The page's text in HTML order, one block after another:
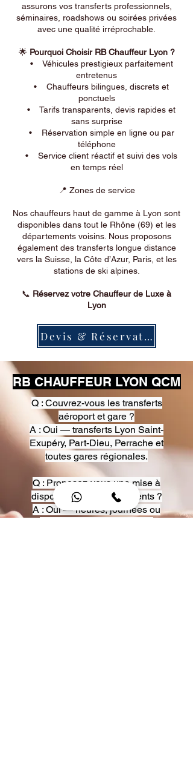
assurons vos transferts professionnels,
séminaires, roadshows ou soirées privées
avec une qualité irréprochable.
🌟 Pourquoi Choisir RB Chauffeur Lyon ?
• Véhicules prestigieux parfaitement
entretenus
• Chauffeurs bilingues, discrets et
ponctuels
• Tarifs transparents, devis rapides et
sans surprise
• Réservation simple en ligne ou par
téléphone
• Service client réactif et suivi des vols
en temps réel
📍 Zones de service
Nos chauffeurs haut de gamme à Lyon sont
disponibles dans tout le Rhône (69) et les
départements voisins. Nous proposons
également des transferts longue distance
vers la Suisse, la Côte d’Azur, Paris, et les
stations de ski alpines.
📞 Réservez votre Chauffeur de Luxe à
Lyon
Devis & Réservation
RB CHAUFFEUR LYON QCM
Q : Couvrez-vous les transferts
aéroport et gare ?
A : Oui — transferts Lyon Saint-
Exupéry, Part-Dieu, Perrache et
toutes gares régionales.
Q : Proposez-vous une mise à
disposition pour événements ?
A : Oui — heures, journées ou